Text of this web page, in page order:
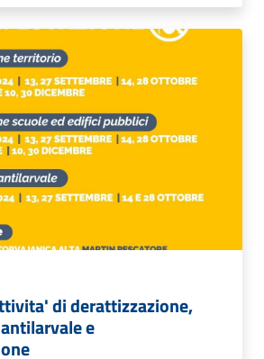
di derattizzazione,
e